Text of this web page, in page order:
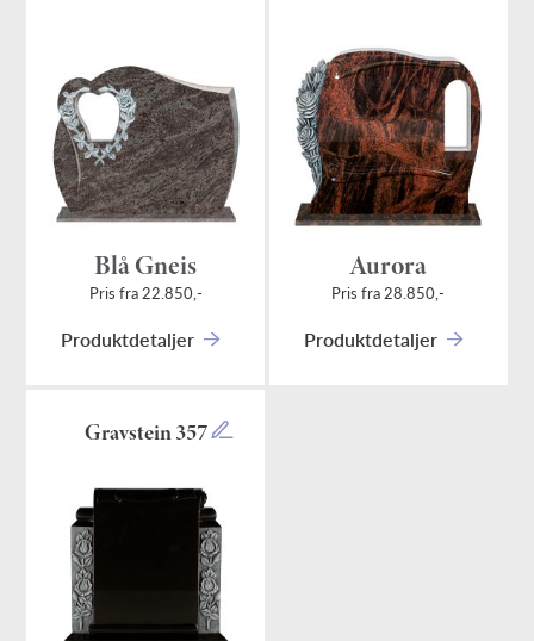
Blå Gneis
Pris fra 22.850,-
Produktdetaljer
Aurora
Pris fra 28.850,-
Produktdetaljer
Gravstein 357